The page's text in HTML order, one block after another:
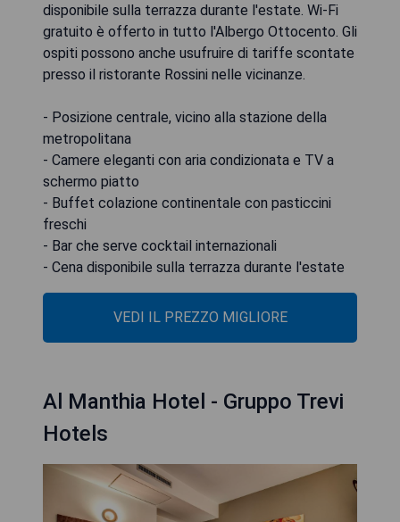
disponibile sulla terrazza durante l'estate. Wi-Fi
gratuito è offerto in tutto l'Albergo Ottocento. Gli
ospiti possono anche usufruire di tariffe scontate
presso il ristorante Rossini nelle vicinanze.
- Posizione centrale, vicino alla stazione della
metropolitana
- Camere eleganti con aria condizionata e TV a
schermo piatto
- Buffet colazione continentale con pasticcini
freschi
- Bar che serve cocktail internazionali
- Cena disponibile sulla terrazza durante l'estate
VEDI IL PREZZO MIGLIORE
Al Manthia Hotel - Gruppo Trevi
Hotels